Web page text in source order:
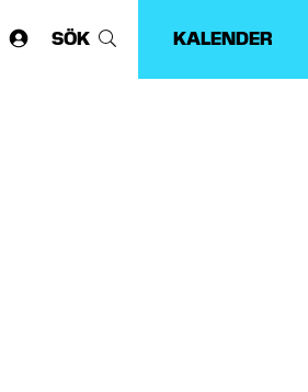
SÖK KALENDER